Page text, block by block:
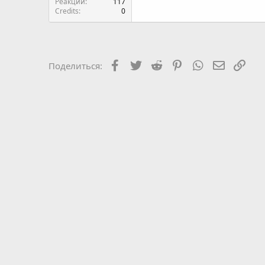
Credits
0
Поделиться: Facebook
Twitter Reddit PinterestWhatsApp